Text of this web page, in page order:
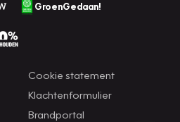
GroenGedaan!
Cookie statement
Klachtenformulier
Brandportal